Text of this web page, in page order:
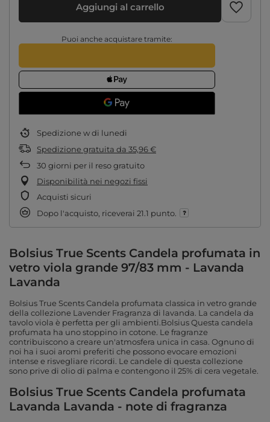
Aggiungi al carrello
Puoi anche acquistare tramite:
Spedizione w di lunedi
Spedizione gratuita da 35,96 €
30 giorni per il reso gratuito
Disponibilità nei negozi fissi
Acquisti sicuri
Dopo l'acquisto, riceverai 21.1 punto.
Bolsius True Scents Candela profumata in
vetro viola grande 97/83 mm - Lavanda
Lavanda
Bolsius True Scents Candela profumata classica in vetro grande
della collezione Lavender Fragranza di lavanda. La candela da
tavolo viola è perfetta per gli ambienti.Bolsius Questa candela
profumata ha uno stoppino in cotone. Le fragranze
contribuiscono a creare un'atmosfera unica in casa. Ognuno di
noi ha i suoi aromi preferiti che possono evocare emozioni
intense e risvegliare ricordi. Le candele di questa collezione
sono prive di olio di palma e contengono il 25% di cera vegetale.
Bolsius True Scents Candela profumata
Lavanda Lavanda - note di fragranza